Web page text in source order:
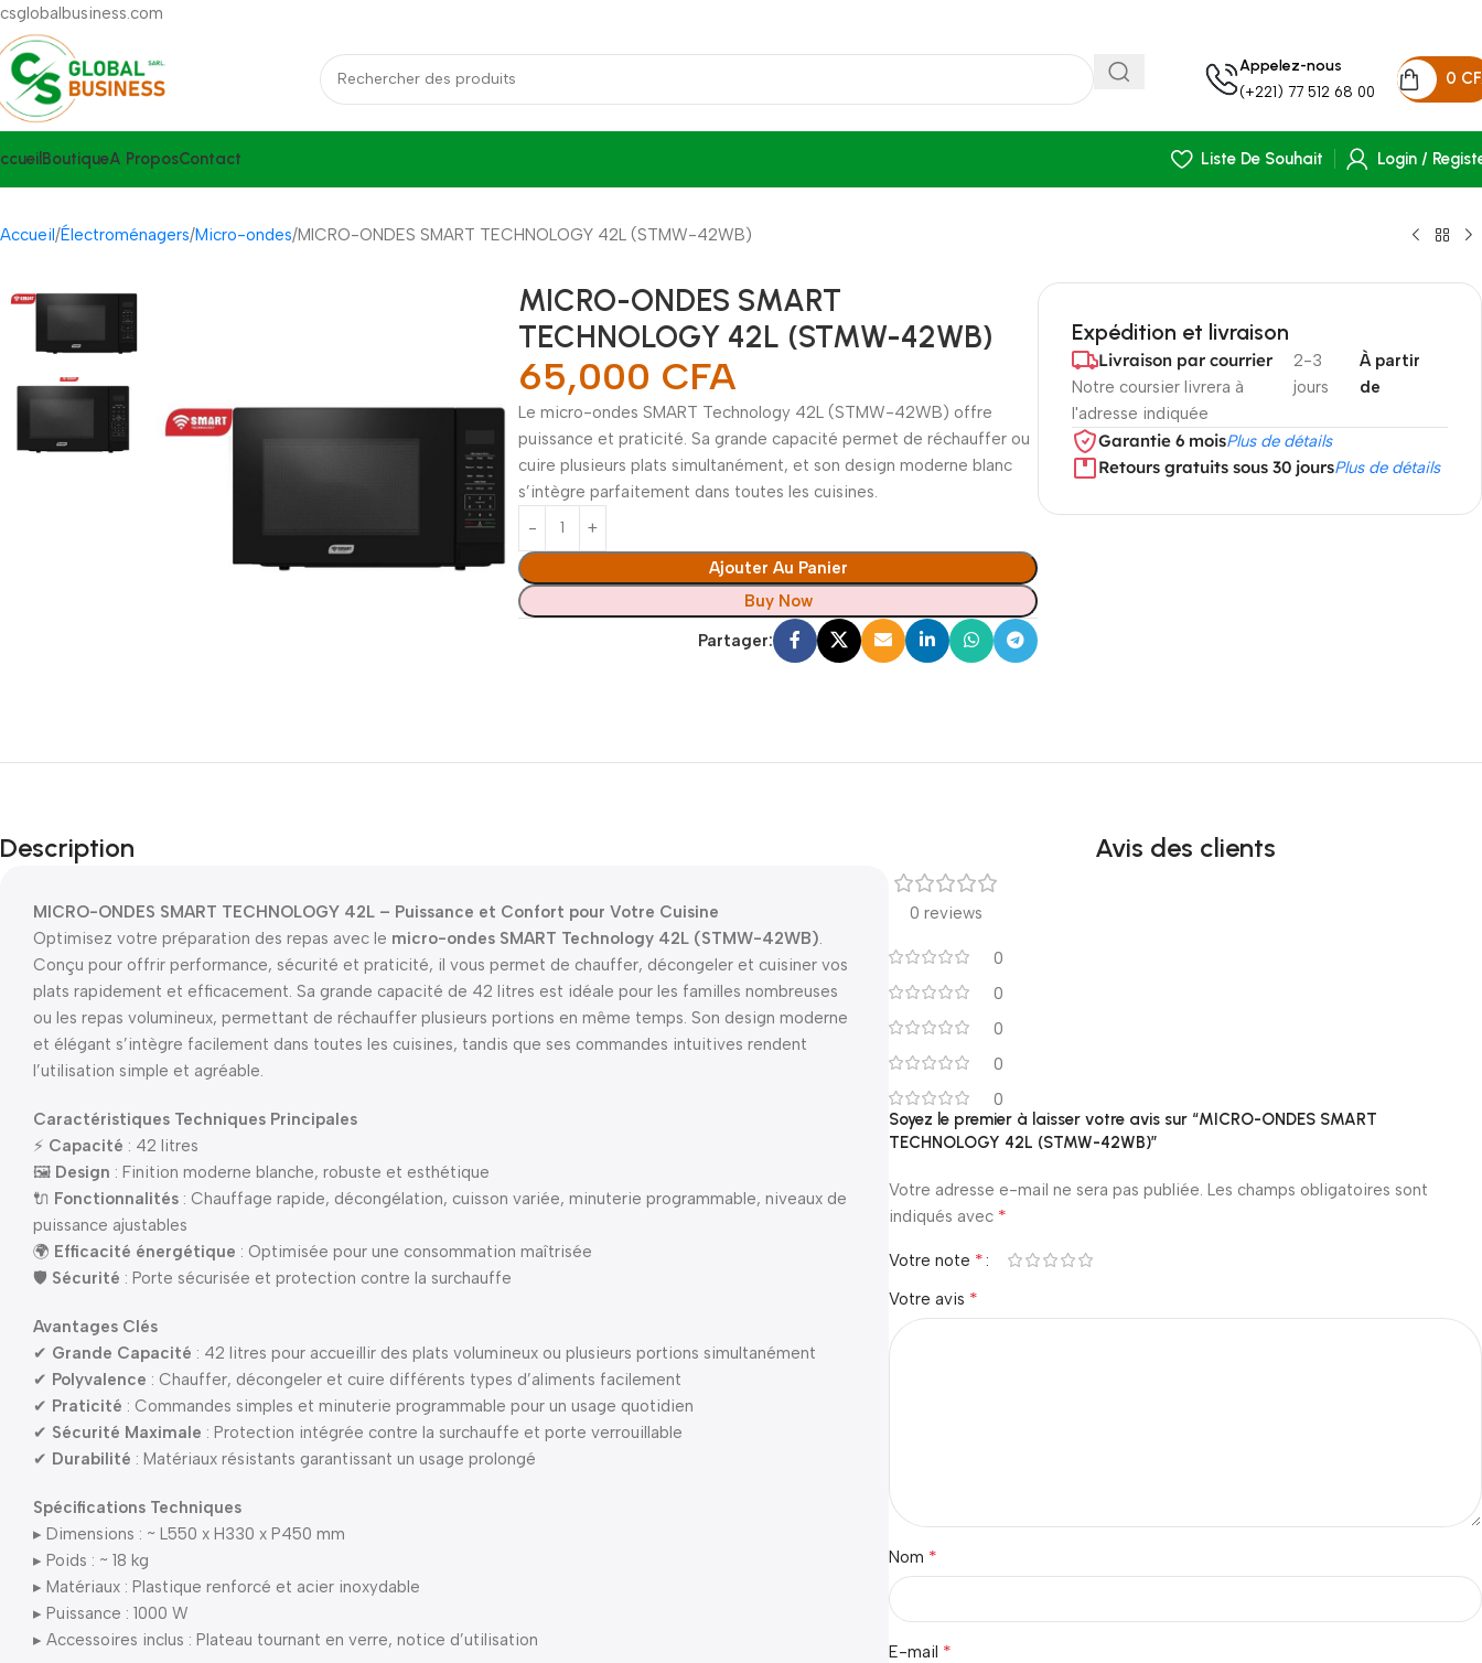
csglobalbusiness.com
Appelez-nous
(+221) 77 512 68 00
0
BoutiqueA ProposContact Liste De Souhait Login /
Accueil Électroménagers Micro-ondes MICRO-ONDES SMART TECHNOLOGY 42L (STMW-42WB)
MICRO-ONDES SMART
TECHNOLOGY 42L (STMW-42WB)
65,000 CFA
Le micro-ondes SMART Technology 42L (STMW-42WB) offre
puissance et praticité. Sa grande capacité permet de réchauffer ou
cuire plusieurs plats simultanément, et son design moderne blanc
s’intègre parfaitement dans toutes les cuisines.
Ajouter Au Panier
Buy Now
Partager:
Expédition et livraison
Livraison par courrier
Notre coursier livrera à
l'adresse indiquée
2-3
jours
À partir
de
Garantie 6 moisPlus de détails
Retours gratuits sous 30 joursPlus de détails
Description
MICRO-ONDES SMART TECHNOLOGY 42L – Puissance et Confort pour Votre Cuisine
Optimisez votre préparation des repas avec le micro-ondes SMART Technology 42L (STMW-42WB).
Conçu pour offrir performance, sécurité et praticité, il vous permet de chauffer, décongeler et cuisiner vos
plats rapidement et efficacement. Sa grande capacité de 42 litres est idéale pour les familles nombreuses
ou les repas volumineux, permettant de réchauffer plusieurs portions en même temps. Son design moderne
et élégant s’intègre facilement dans toutes les cuisines, tandis que ses commandes intuitives rendent
l’utilisation simple et agréable.
Caractéristiques Techniques Principales
⚡ Capacité : 42 litres
🖼 Design : Finition moderne blanche, robuste et esthétique
🔌 Fonctionnalités : Chauffage rapide, décongélation, cuisson variée, minuterie programmable, niveaux de
puissance ajustables
🌍 Efficacité énergétique : Optimisée pour une consommation maîtrisée
🛡 Sécurité : Porte sécurisée et protection contre la surchauffe
Avantages Clés
✔ Grande Capacité : 42 litres pour accueillir des plats volumineux ou plusieurs portions simultanément
✔ Polyvalence : Chauffer, décongeler et cuire différents types d’aliments facilement
✔ Praticité : Commandes simples et minuterie programmable pour un usage quotidien
✔ Sécurité Maximale : Protection intégrée contre la surchauffe et porte verrouillable
✔ Durabilité : Matériaux résistants garantissant un usage prolongé
Spécifications Techniques
▸ Dimensions : ~ L550 x H330 x P450 mm
▸ Poids : ~ 18 kg
▸ Matériaux : Plastique renforcé et acier inoxydable
▸ Puissance : 1000 W
▸ Accessoires inclus : Plateau tournant en verre, notice d’utilisation
Avis des clients
0 reviews
0
0
0
0
0
Soyez le premier à laisser votre avis sur “MICRO-ONDES SMART
TECHNOLOGY 42L (STMW-42WB)”
Votre adresse e-mail ne sera pas publiée. Les champs obligatoires sont
indiqués avec *
Votre note *
Votre avis *
Nom *
E-mail *